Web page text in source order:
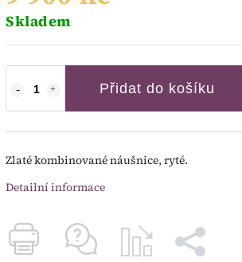
Skladem
Přidat do košíku
Zlaté kombinované náušnice, ryté.
Detailní informace